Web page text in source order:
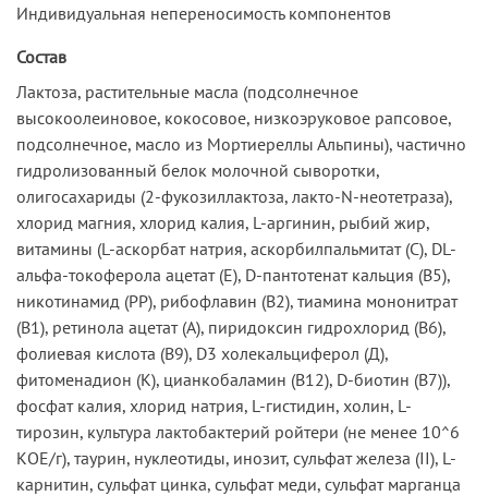
Индивидуальная непереносимость компонентов
Состав
Лактоза, растительные масла (подсолнечное
высокоолеиновое, кокосовое, низкоэруковое рапсовое,
подсолнечное, масло из Мортиереллы Альпины), частично
гидролизованный белок молочной сыворотки,
олигосахариды (2-фукозиллактоза, лакто-N-неотетраза),
хлорид магния, хлорид калия, L-аргинин, рыбий жир,
витамины (L-аскорбат натрия, аскорбилпальмитат (С), DL-
альфа-токоферола ацетат (Е), D-пантотенат кальция (В5),
никотинамид (РР), рибофлавин (В2), тиамина мононитрат
(В1), ретинола ацетат (А), пиридоксин гидрохлорид (В6),
фолиевая кислота (В9), D3 холекальциферол (Д),
фитоменадион (К), цианкобаламин (В12), D-биотин (В7)),
фосфат калия, хлорид натрия, L-гистидин, холин, L-
тирозин, культура лактобактерий ройтери (не менее 10^6
КОЕ/г), таурин, нуклеотиды, инозит, сульфат железа (II), L-
карнитин, сульфат цинка, сульфат меди, сульфат марганца